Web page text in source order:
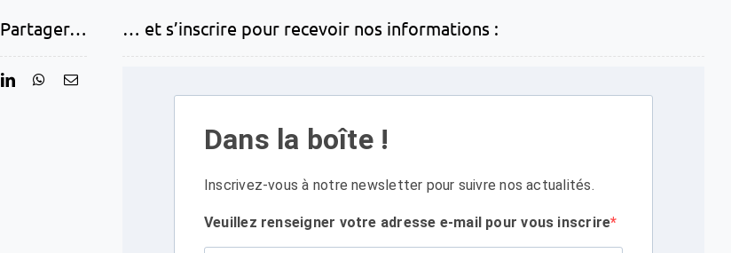
Partager… … et s’inscrire pour recevoir nos informations :
Dans la boîte !
Inscrivez-vous à notre newsletter pour suivre nos actualités.
Veuillez renseigner votre adresse e-mail pour vous inscrire